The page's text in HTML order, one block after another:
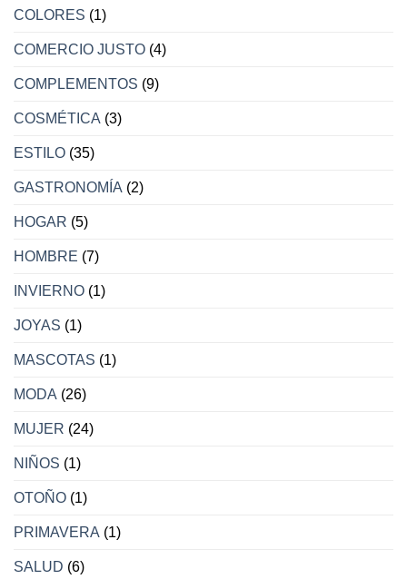
COLORES (1)
COMERCIO JUSTO (4)
COMPLEMENTOS (9)
COSMÉTICA (3)
ESTILO (35)
GASTRONOMÍA (2)
HOGAR (5)
HOMBRE (7)
INVIERNO (1)
JOYAS (1)
MASCOTAS (1)
MODA (26)
MUJER (24)
NIÑOS (1)
OTOÑO (1)
PRIMAVERA (1)
SALUD (6)